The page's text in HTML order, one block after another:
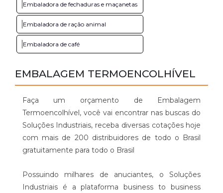
Embaladora de fechaduras e maçanetas
Embaladora de ração animal
Embaladora de café
EMBALAGEM TERMOENCOLHÍVEL
Faça um orçamento de Embalagem
Termoencolhível, você vai encontrar nas buscas do
Soluções Industriais, receba diversas cotações hoje
com mais de 200 distribuidores de todo o Brasil
gratuitamente para todo o Brasil
Possuindo milhares de anuciantes, o Soluções
Industriais é a plataforma business to business